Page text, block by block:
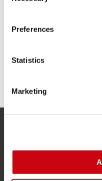
Preferences
Statistics
Marketing
Watersports per le
Ritorno